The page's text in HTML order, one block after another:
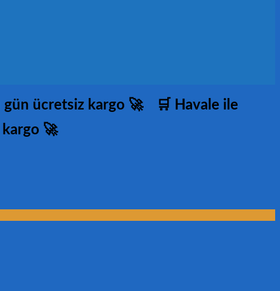
gün ücretsiz kargo 🚀
🛒 Havale ile
🚀